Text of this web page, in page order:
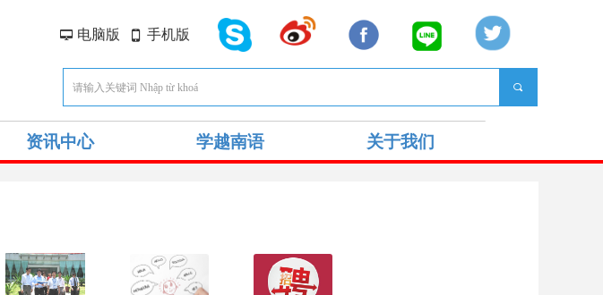
끠
资讯中心 学越南语 关于我们
넡 电脑版 넓 手机版